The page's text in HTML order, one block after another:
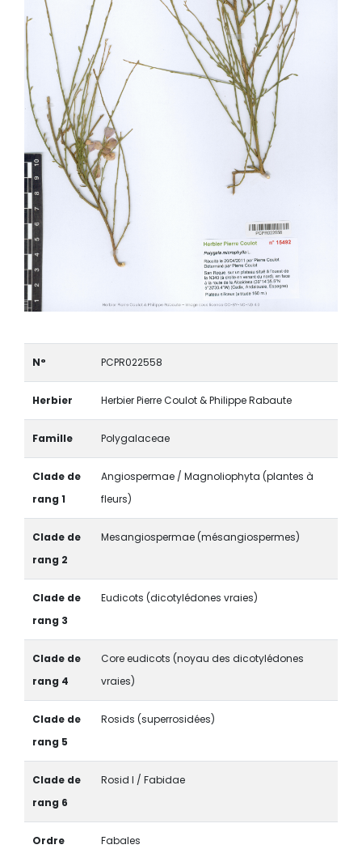
N° PCPR022558
Herbier Herbier Pierre Coulot & Philippe Rabaute
Famille Polygalaceae
Clade de
rang 1
Angiospermae / Magnoliophyta (plantes à
fleurs)
Clade de
rang 2
Mesangiospermae (mésangiospermes)
Clade de
rang 3
Eudicots (dicotylédones vraies)
Clade de
rang 4
Core eudicots (noyau des dicotylédones
vraies)
Clade de
rang 5
Rosids (superrosidées)
Clade de
rang 6
Rosid I / Fabidae
Ordre Fabales